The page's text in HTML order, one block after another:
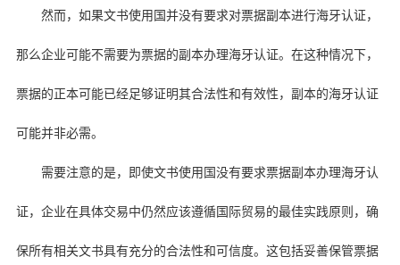
然而，如果文书使用国并没有要求对票据副本进行海牙认证，
那么企业可能不需要为票据的副本办理海牙认证。在这种情况下，
票据的正本可能已经足够证明其合法性和有效性，副本的海牙认证
可能并非必需。
需要注意的是，即使文书使用国没有要求票据副本办理海牙认
证，企业在具体交易中仍然应该遵循国际贸易的最佳实践原则，确
保所有相关文书具有充分的合法性和可信度。这包括妥善保管票据